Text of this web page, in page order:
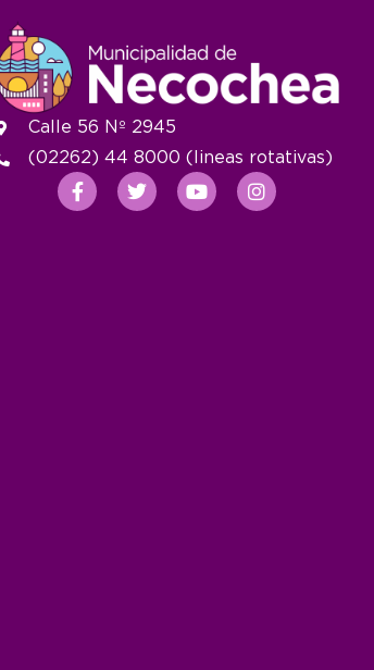
Calle 56 Nº 2945
(02262) 44 8000 (lineas rotativas)